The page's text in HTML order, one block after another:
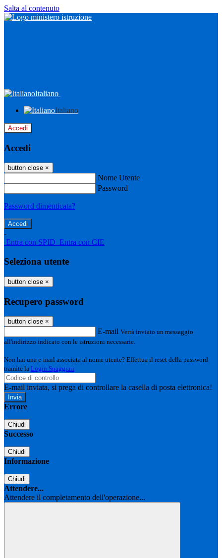
Salta al contenuto
Italiano
Italiano
Accedi
Accedi
button close ×
Nome Utente
Password
Password dimenticata?
-
Entra con SPID Entra con CIE
Seleziona utente
button close ×
Recupero password
button close ×
E-mail Verrà inviato un messaggio
all'indirizzo indicato con le istruzioni necessarie.
Non hai una e-mail associata al nome utente? Effettua il reset della password
tramite la Login Spaggiari
E-mail inviata, si prega di controllare la casella di posta elettronica!
Errore
Chiudi
Successo
Chiudi
Informazione
Chiudi
Attendere...
Attendere il completamento dell'operazione...